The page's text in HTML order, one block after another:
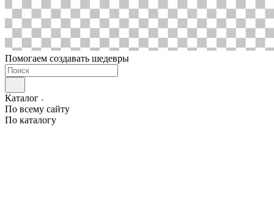
Помогаем создавать шедевры
Каталог
По всему сайту
По каталогу